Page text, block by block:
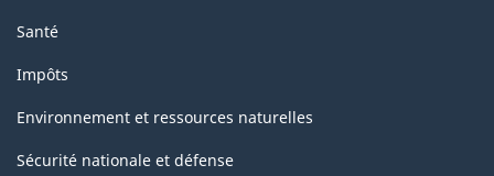
Santé
Impôts
Environnement et ressources naturelles
Sécurité nationale et défense